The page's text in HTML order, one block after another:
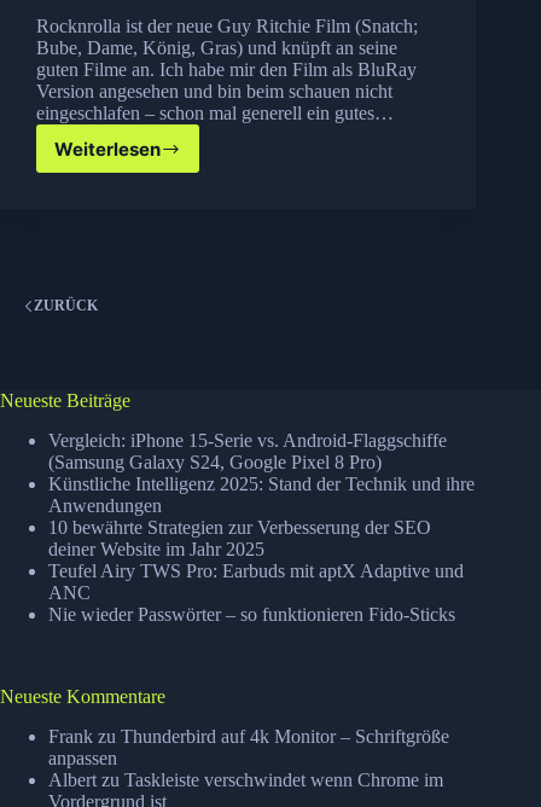
Rocknrolla ist der neue Guy Ritchie Film (Snatch;
Bube, Dame, König, Gras) und knüpft an seine
guten Filme an. Ich habe mir den Film als BluRay
Version angesehen und bin beim schauen nicht
eingeschlafen – schon mal generell ein gutes…
Weiterlesen
Rocknrolla
ZURÜCK
Neueste Beiträge
Vergleich: iPhone 15-Serie vs. Android-Flaggschiffe
(Samsung Galaxy S24, Google Pixel 8 Pro)
Künstliche Intelligenz 2025: Stand der Technik und ihre
Anwendungen
10 bewährte Strategien zur Verbesserung der SEO
deiner Website im Jahr 2025
Teufel Airy TWS Pro: Earbuds mit aptX Adaptive und
ANC
Nie wieder Passwörter – so funktionieren Fido-Sticks
Neueste Kommentare
Frank zu Thunderbird auf 4k Monitor – Schriftgröße
anpassen
Albert zu Taskleiste verschwindet wenn Chrome im
Vordergrund ist